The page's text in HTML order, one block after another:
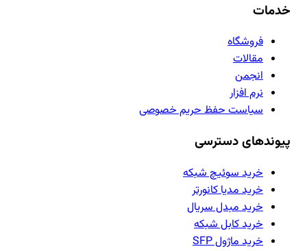
خدمات
فروشگاه
مقالات
انجمن
نرم افزار
سیاست حفظ حریم خصوصی
پیوندهای دسترسی
خرید سوئیچ شبکه
خرید مدیا کانورتر
خرید مبدل سریال
خرید کابل شبکه
خرید ماژول SFP